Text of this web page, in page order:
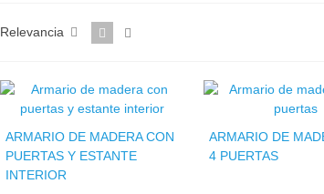
Relevancia
ARMARIO DE MADERA CON
PUERTAS Y ESTANTE
INTERIOR
ARMARIO DE
4 PUERTAS